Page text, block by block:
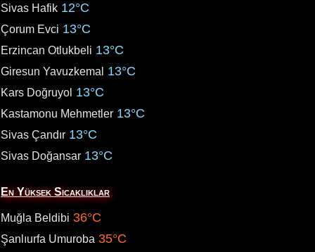
Sivas Hafik 12°C
Çorum Evci 13°C
Erzincan Otlukbeli 13°C
Giresun Yavuzkemal 13°C
Kars Doğruyol 13°C
Kastamonu Mehmetler 13°C
Sivas Çandır 13°C
Sivas Doğansar 13°C
En Yüksek Sıcaklıklar
Muğla Beldibi 36°C
Şanlıurfa Umuroba 35°C